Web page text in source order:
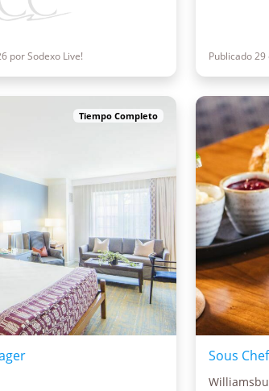
por Sodexo Live! Publicado
Tiempo Completo
Sous